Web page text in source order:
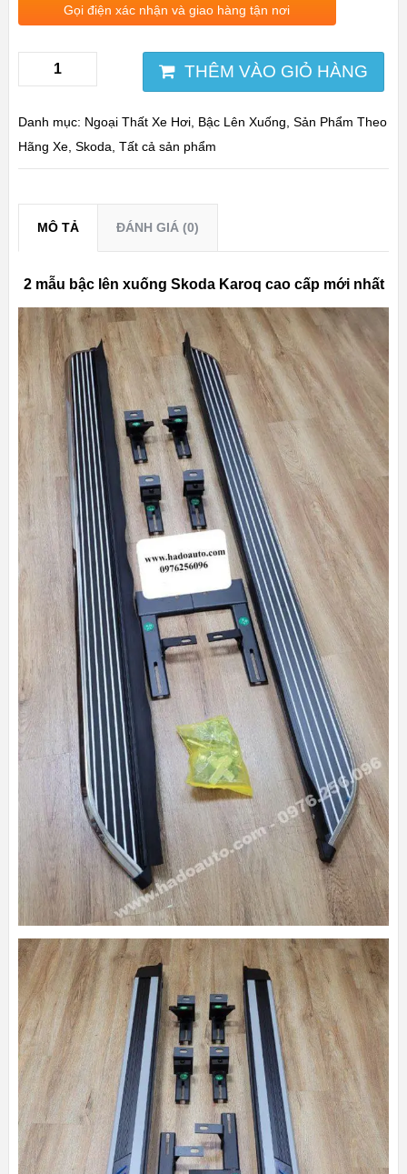
Gọi điện xác nhận và giao hàng tận nơi
THÊM VÀO GIỎ HÀNG
Danh mục: Ngoại Thất Xe Hơi, Bậc Lên Xuống Sản Phẩm Theo
Hãng Xe, Skoda Tất cả sản phẩm
MÔ TẢ ĐÁNH GIÁ (0)
2 mẫu bậc lên xuống Skoda Karoq cao cấp mới nhất